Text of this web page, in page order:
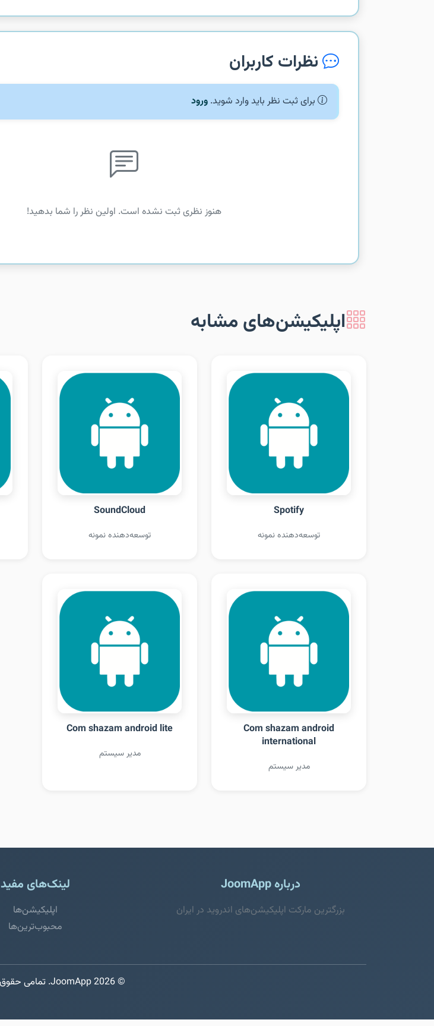
نظرات کاربران
برای ثبت نظر باید وارد شوید. ورود
هنوز نظری ثبت نشده است. اولین نظر را شما بدهید!
اپلیکیشن‌های مشابه
Spotify
توسعه‌دهنده نمونه
SoundCloud
توسعه‌دهنده نمونه
Com shazam android
international
مدیر سیستم
Com shazam android lite
مدیر سیستم
درباره JoomApp
بزرگترین مارکت اپلیکیشن‌های اندروید در ایران
لینک‌های مفید
اپلیکیشن‌ها
محبوب‌ترین‌ها
© 2026 JoomApp. تمامی حقوق محفوظ است.